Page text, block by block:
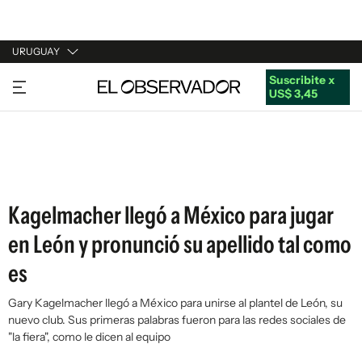
URUGUAY
URUGUAY
ARGENTINA
Suscribite x
US$ 3,45
Kagelmacher llegó a México para jugar
en León y pronunció su apellido tal como
es
Gary Kagelmacher llegó a México para unirse al plantel de León, su
nuevo club. Sus primeras palabras fueron para las redes sociales de
"la fiera", como le dicen al equipo